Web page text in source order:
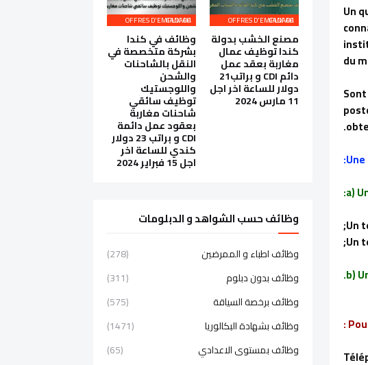
-
du
a)
b)
OFFRES D'EMPLOI AU CANADA
مصنع الخشب بدولة
كندا توظيف عمال
مغاربة بعقد عمل
دائم CDI و براتب21
دولار للساعة اخر اجل
11 مارس 2024
OFFRES D'EMPLOI AU CANADA
وظائف في كندا
بشركة متخصصة في
النقل بالشاحنات
والشحن
واللوجستيك
توظيف سائقي
شاحنات مغاربة
بعقود عمل دائمة
CDI و براتب 23 دولار
كندي للساعة اخر
اجل 15 فبراير 2024
وظائف حسب الشواهد و الدبلومات
وظائف اطباء و الممرضين
(278)
وظائف بدون دبلوم
(311)
وظائف برخصة السياقة
(575)
وظائف بشهادة البكالوريا
(1471)
وظائف بمستوى الاعدادي
(65)